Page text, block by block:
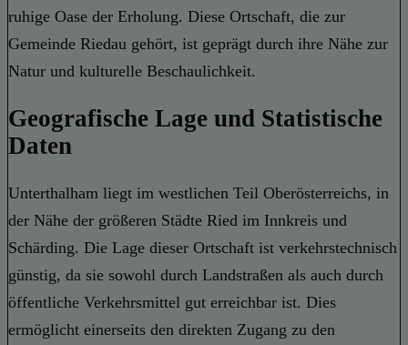
ruhige Oase der Erholung. Diese Ortschaft, die zur
Gemeinde Riedau gehört, ist geprägt durch ihre Nähe zur
Natur und kulturelle Beschaulichkeit.
Geografische Lage und Statistische
Daten
Unterthalham liegt im westlichen Teil Oberösterreichs, in
der Nähe der größeren Städte Ried im Innkreis und
Schärding. Die Lage dieser Ortschaft ist verkehrstechnisch
günstig, da sie sowohl durch Landstraßen als auch durch
öffentliche Verkehrsmittel gut erreichbar ist. Dies
ermöglicht einerseits den direkten Zugang zu den